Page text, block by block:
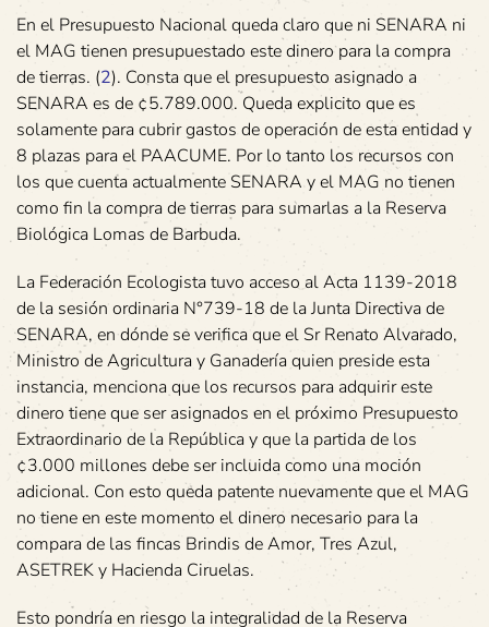
En el Presupuesto Nacional queda claro que ni SENARA ni
el MAG tienen presupuestado este dinero para la compra
de tierras. (2). Consta que el presupuesto asignado a
SENARA es de ¢5.789.000. Queda explicito que es
solamente para cubrir gastos de operación de esta entidad y
8 plazas para el PAACUME. Por lo tanto los recursos con
los que cuenta actualmente SENARA y el MAG no tienen
como fin la compra de tierras para sumarlas a la Reserva
Biológica Lomas de Barbuda.
La Federación Ecologista tuvo acceso al Acta 1139-2018
de la sesión ordinaria N°739-18 de la Junta Directiva de
SENARA, en dónde se verifica que el Sr Renato Alvarado,
Ministro de Agricultura y Ganadería quien preside esta
instancia, menciona que los recursos para adquirir este
dinero tiene que ser asignados en el próximo Presupuesto
Extraordinario de la República y que la partida de los
¢3.000 millones debe ser incluida como una moción
adicional. Con esto queda patente nuevamente que el MAG
no tiene en este momento el dinero necesario para la
compara de las fincas Brindis de Amor, Tres Azul,
ASETREK y Hacienda Ciruelas.
Esto pondría en riesgo la integralidad de la Reserva